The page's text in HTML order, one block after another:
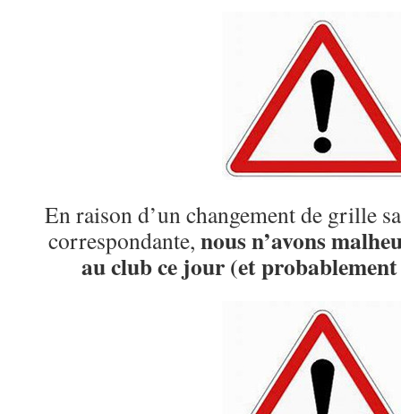
En raison d’un changement de grille
correspondante, nous n’avons
au club ce jour (et